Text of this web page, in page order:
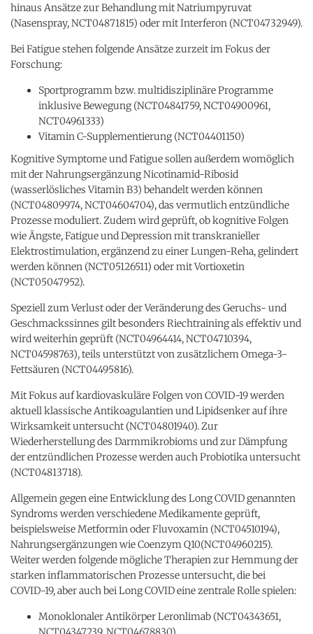
hinaus Ansätze zur Behandlung mit Natriumpyruvat
(Nasenspray, NCT04871815) oder mit Interferon (NCT04732949).
Bei Fatigue stehen folgende Ansätze zurzeit im Fokus der
Forschung:
Sportprogramm bzw. multidisziplinäre Programme
inklusive Bewegung (NCT04841759, NCT04900961,
NCT04961333)
Vitamin C-Supplementierung (NCT04401150)
Kognitive Symptome und Fatigue sollen außerdem womöglich
mit der Nahrungsergänzung Nicotinamid-Ribosid
(wasserlösliches Vitamin B3) behandelt werden können
(NCT04809974, NCT04604704), das vermutlich entzündliche
Prozesse moduliert. Zudem wird geprüft, ob kognitive Folgen
wie Ängste, Fatigue und Depression mit transkranieller
Elektrostimulation, ergänzend zu einer Lungen-Reha, gelindert
werden können (NCT05126511) oder mit Vortioxetin
(NCT05047952).
Speziell zum Verlust oder der Veränderung des Geruchs- und
Geschmackssinnes gilt besonders Riechtraining als effektiv und
wird weiterhin geprüft (NCT04964414, NCT04710394,
NCT04598763), teils unterstützt von zusätzlichem Omega-3-
Fettsäuren (NCT04495816).
Mit Fokus auf kardiovaskuläre Folgen von COVID-19 werden
aktuell klassische Antikoagulantien und Lipidsenker auf ihre
Wirksamkeit untersucht (NCT04801940). Zur
Wiederherstellung des Darmmikrobioms und zur Dämpfung
der entzündlichen Prozesse werden auch Probiotika untersucht
(NCT04813718).
Allgemein gegen eine Entwicklung des Long COVID genannten
Syndroms werden verschiedene Medikamente geprüft,
beispielsweise Metformin oder Fluvoxamin (NCT04510194),
Nahrungsergänzungen wie Coenzym Q10(NCT04960215).
Weiter werden folgende mögliche Therapien zur Hemmung der
starken inflammatorischen Prozesse untersucht, die bei
COVID-19, aber auch bei Long COVID eine zentrale Rolle spielen:
Monoklonaler Antikörper Leronlimab (NCT04343651,